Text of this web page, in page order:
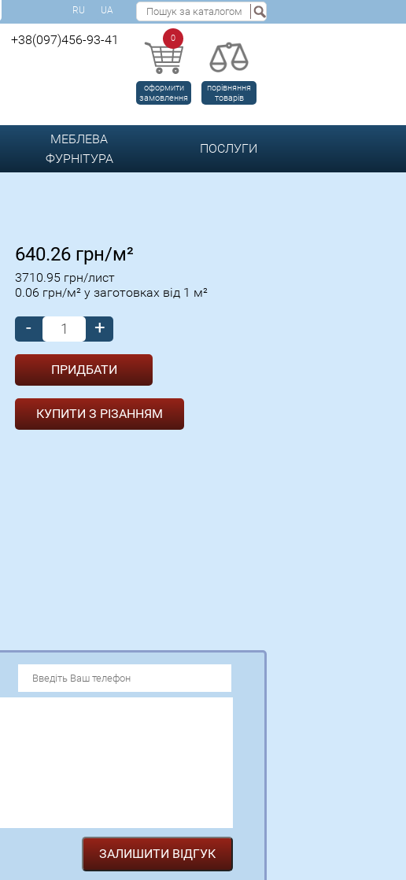
RU UA
+38(097)456-93-41 0
оформити
замовлення
порівняння
товарів
МЕБЛЕВА
ФУРНІТУРА
ПОСЛУГИ
640.26 грн/м²
3710.95 грн/лист
0.06 грн/м² у заготовках від 1 м²
- +
КУПИТИ З РІЗАННЯМ